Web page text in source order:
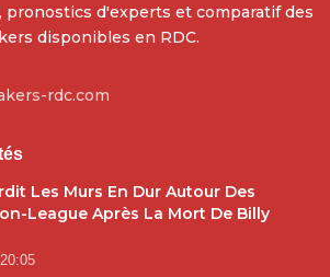
pronostics d'experts et comparatif des
disponibles en RDC.
rdc.com
Les Murs En Dur Autour Des
League Après La Mort De Billy